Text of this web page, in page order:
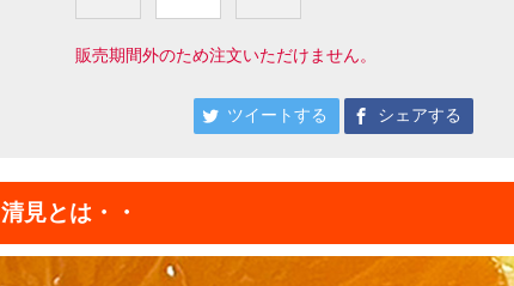
販売期間外のため注文いただけません。
ツイートする シェアする
清見とは・・